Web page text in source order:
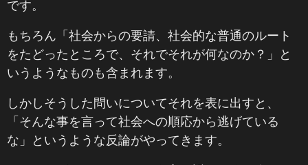
です。
もちろん「社会からの要請、社会的な普通のルート
をたどったところで、それでそれが何なのか？」と
いうようなものも含まれます。
しかしそうした問いについてそれを表に出すと、
「そんな事を言って社会への順応から逃げている
な」というような反論がやってきます。